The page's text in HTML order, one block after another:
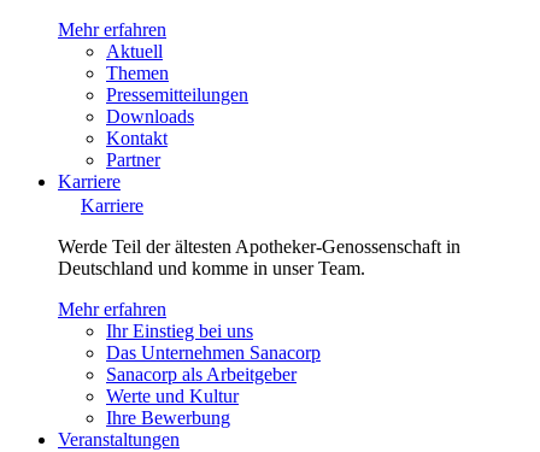
Mehr erfahren
Aktuell
Themen
Pressemitteilungen
Downloads
Kontakt
Partner
Karriere
Karriere
Werde Teil der ältesten Apotheker-Genossenschaft in
Deutschland und komme in unser Team.
Mehr erfahren
Ihr Einstieg bei uns
Das Unternehmen Sanacorp
Sanacorp als Arbeitgeber
Werte und Kultur
Ihre Bewerbung
Veranstaltungen